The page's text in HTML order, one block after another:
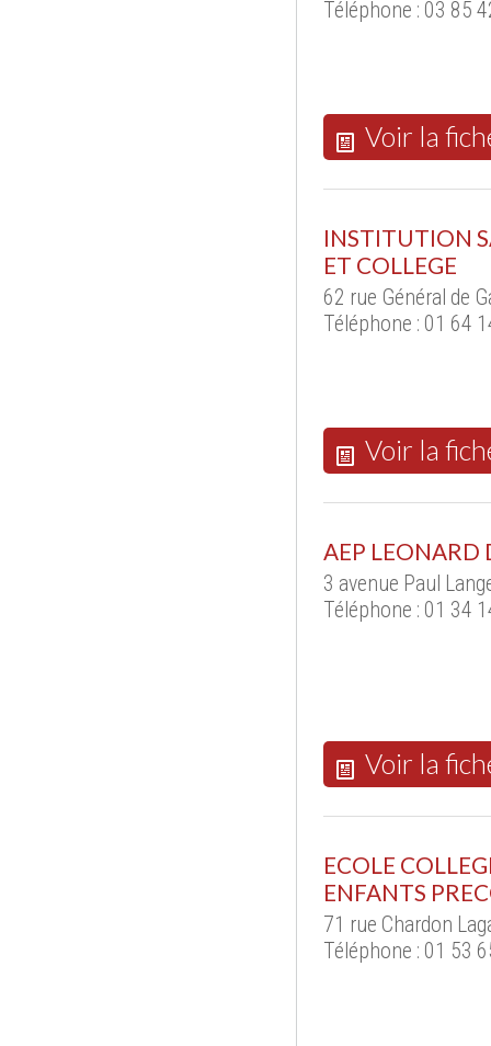
Téléphone : 03 85
Voir la
INSTITUTION
ET COLLEGE
62 rue Général de
Téléphone : 01 64
Voir la
AEP LEONARD
3 avenue Paul
Téléphone : 01 34
Voir la
ECOLE
ENFANTS
71 rue Chardon
Téléphone : 01 53